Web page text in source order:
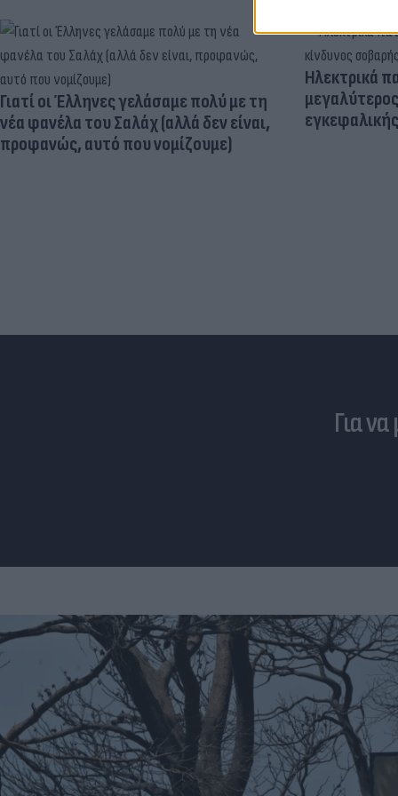
Γιατί οι Έλληνες γελάσαμε πολύ με τη
νέα φανέλα του Σαλάχ (αλλά δεν είναι,
προφανώς, αυτό που νομίζουμε)
Ηλεκτρικά
Για